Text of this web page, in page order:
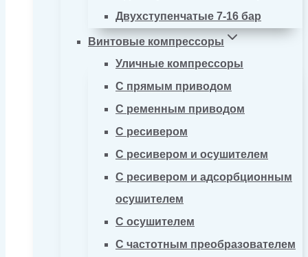
Двухступенчатые 7-16 бар
Винтовые компрессоры
Уличные компрессоры
С прямым приводом
С ременным приводом
С ресивером
С ресивером и осушителем
С ресивером и адсорбционным
осушителем
С осушителем
С частотным преобразователем